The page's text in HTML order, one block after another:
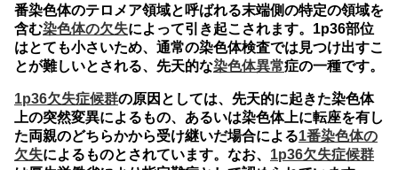
番染色体のテロメア領域と呼ばれる末端側の特定の領域を
含む染色体の欠失によって引き起こされます。1p36部位
はとても小さいため、通常の染色体検査では見つけ出すこ
とが難しいとされる、先天的な染色体異常症の一種です。
1p36欠失症候群の原因としては、先天的に起きた染色体
上の突然変異によるもの、あるいは染色体上に転座を有し
た両親のどちらかから受け継いだ場合による1番染色体の
欠失によるものとされています。なお、 1p36欠失症候群